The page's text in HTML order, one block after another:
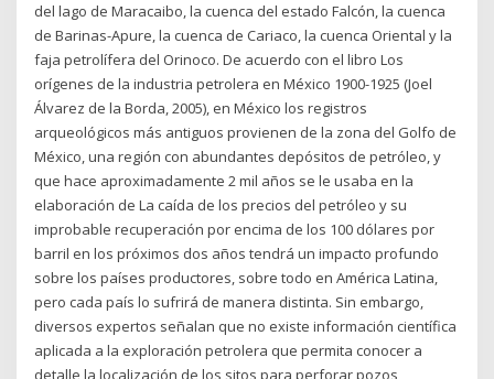
del lago de Maracaibo, la cuenca del estado Falcón, la cuenca
de Barinas-Apure, la cuenca de Cariaco, la cuenca Oriental y la
faja petrolífera del Orinoco. De acuerdo con el libro Los
orígenes de la industria petrolera en México 1900-1925 (Joel
Álvarez de la Borda, 2005), en México los registros
arqueológicos más antiguos provienen de la zona del Golfo de
México, una región con abundantes depósitos de petróleo, y
que hace aproximadamente 2 mil años se le usaba en la
elaboración de La caída de los precios del petróleo y su
improbable recuperación por encima de los 100 dólares por
barril en los próximos dos años tendrá un impacto profundo
sobre los países productores, sobre todo en América Latina,
pero cada país lo sufrirá de manera distinta. Sin embargo,
diversos expertos señalan que no existe información científica
aplicada a la exploración petrolera que permita conocer a